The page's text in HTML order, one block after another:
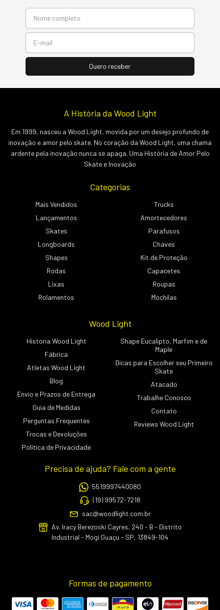
A História da Wood Light
Em 1999, nasceu a Wood Light, movida por um desejo profundo de
inovação e amor pelo skate. No coração da Wood Light, uma chama
ardente pela inovação nunca se apaga. Uma História de Amor Pelo
Skate e Inovação
Categorias
Mais Vendidos
Lançamentos
Skates
Longboards
Shapes
Rodas
Lixas
Rolamentos
Trucks
Amortecedores
Parafusos
Chaves
Kit de Proteção
Capacetes
Roupas
Mochilas
Wood Light
Historia Wood Light
Fábrica
Atletas Wood Light
Blog
Envio e Prazos de Entrega
Guia de Medidas
Perguntas Frequentes
Trocas e Devoluções
Política de Privacidade
Shape Eucalipto, Marfim e de
Maple
Dicas para Escolher seu Primeiro
Skate
Atacado
Trabalhe Conosco
Contato
Reviews Wood Light
Precisa de ajuda? Fale com a gente
5519997440080
(19) 99572-7218
sac@woodlight.com.br
Av. Iracy Berezoski Cayres, 240 - B - Distrito
Industrial - Mogi Guaçu - SP, 13849-104
Formas de pagamento